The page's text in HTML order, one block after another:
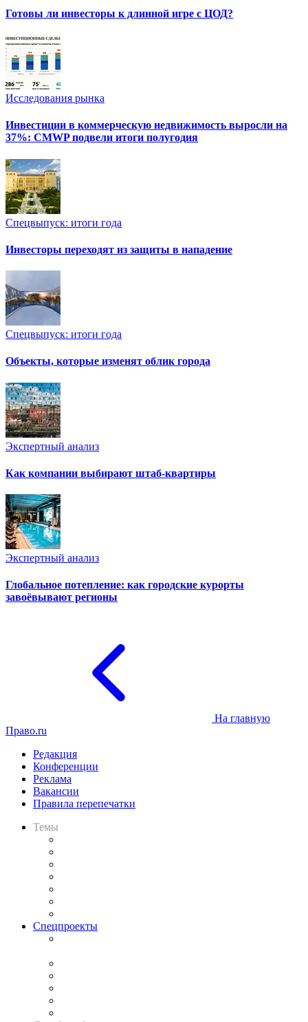
Готовы ли инвесторы к длинной игре с ЦОД?
Исследования рынка
Инвестиции в коммерческую недвижимость выросли на
37%: CMWP подвели итоги полугодия
Спецвыпуск: итоги года
Инвесторы переходят из защиты в нападение
Спецвыпуск: итоги года
Объекты, которые изменят облик города
Экспертный анализ
Как компании выбирают штаб-квартиры
Экспертный анализ
Глобальное потепление: как городские курорты
завоёвывают регионы
На главную
Право.ru
Редакция
Конференции
Реклама
Вакансии
Правила перепечатки
Темы
Спецпроекты